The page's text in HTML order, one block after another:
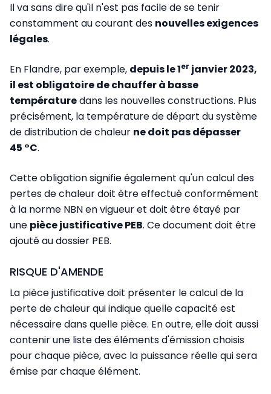
Il va sans dire qu'il n'est pas facile de se tenir
constamment au courant des nouvelles exigences
légales.
En Flandre, par exemple, depuis le 1er janvier 2023,
il est obligatoire de chauffer à basse
températuredans les nouvelles constructions. Plus
précisément, la température de départ du système
de distribution de chaleur ne doit pas dépasser
45 °C.
Cette obligation signifie également qu'un calcul des
pertes de chaleur doit être effectué conformément
à la norme NBN en vigueur et doit être étayé par
une pièce justificative PEB. Ce document doit être
ajouté au dossier PEB.
RISQUE D'AMENDE
La pièce justificative doit présenter le calcul de la
perte de chaleur qui indique quelle capacité est
nécessaire dans quelle pièce. En outre, elle doit aussi
contenir une liste des éléments d'émission choisis
pour chaque pièce, avec la puissance réelle qui sera
émise par chaque élément.